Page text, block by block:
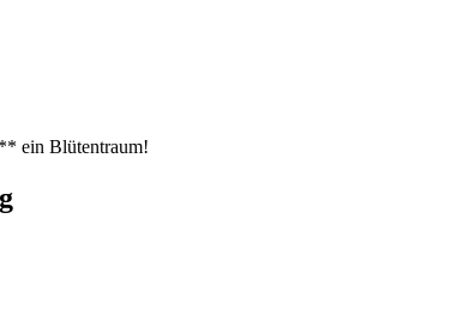
ein Blütentraum!